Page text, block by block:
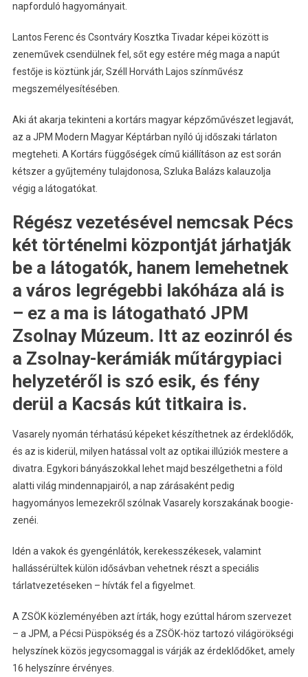
napforduló hagyományait.
Lantos Ferenc és Csontváry Kosztka Tivadar képei között is
zeneművek csendülnek fel, sőt egy estére még maga a napút
festője is köztünk jár, Széll Horváth Lajos színművész
megszemélyesítésében.
Aki át akarja tekinteni a kortárs magyar képzőművészet legjavát,
az a JPM Modern Magyar Képtárban nyíló új időszaki tárlaton
megteheti. A Kortárs függőségek című kiállításon az est során
kétszer a gyűjtemény tulajdonosa, Szluka Balázs kalauzolja
végig a látogatókat.
Régész vezetésével nemcsak Pécs
két történelmi központját járhatják
be a látogatók, hanem lemehetnek
a város legrégebbi lakóháza alá is
– ez a ma is látogatható JPM
Zsolnay Múzeum. Itt az eozinról és
a Zsolnay-kerámiák műtárgypiaci
helyzetéről is szó esik, és fény
derül a Kacsás kút titkaira is.
Vasarely nyomán térhatású képeket készíthetnek az érdeklődők,
és az is kiderül, milyen hatással volt az optikai illúziók mestere a
divatra. Egykori bányászokkal lehet majd beszélgethetni a föld
alatti világ mindennapjairól, a nap zárásaként pedig
hagyományos lemezekről szólnak Vasarely korszakának boogie-
zenéi.
Idén a vakok és gyengénlátók, kerekesszékesek, valamint
hallássérültek külön idősávban vehetnek részt a speciális
tárlatvezetéseken – hívták fel a figyelmet.
A ZSÖK közleményében azt írták, hogy ezúttal három szervezet
– a JPM, a Pécsi Püspökség és a ZSÖK-höz tartozó világörökségi
helyszínek közös jegycsomaggal is várják az érdeklődőket, amely
16 helyszínre érvényes.